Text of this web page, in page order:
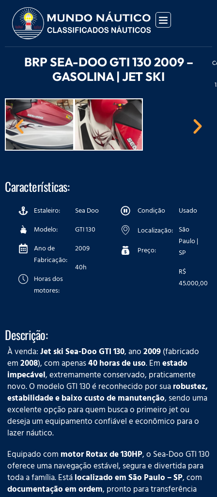
BRP SEA-DOO GTI 130 2009 –
GASOLINA | JET SKI
Características:
Estaleiro:
Modelo:
Ano de
Fabricação:
Horas dos
motores:
Sea Doo
GTI 130
2009
40h
Condição
Localização:
Preço:
Usado
São
Paulo |
SP
R$
45.000,00
Descrição:
À venda:Jet ski Sea-Doo GTI 130, ano2009(fabricado
em2008), com apenas40 horas de uso. Emestado
impecável, extremamente conservado, praticamente
novo. O modelo GTI 130 é reconhecido por suarobustez,
estabilidade e baixo custo de manutenção, sendo uma
excelente opção para quem busca o primeiro jet ou
deseja um equipamento confiável e econômico para o
lazer náutico.
Equipado commotor Rotax de 130HP, o Sea-Doo GTI 130
oferece uma navegação estável, segura e divertida para
toda a família. Estálocalizado em São Paulo – SP, com
documentação em ordem, pronto para transferência